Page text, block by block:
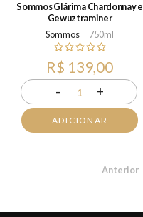
Sommos Glárima Chardonnay e
Gewuztraminer
Sommos
750ml
R$ 139,00
- 1 +
ADICIONAR
Anterior